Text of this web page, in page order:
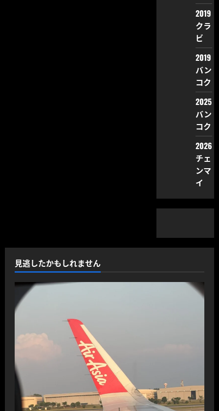
2019
クラ
ビ
2019
バン
コク
2025
バン
コク
2026
チェ
ンマ
イ
見逃したかもしれません